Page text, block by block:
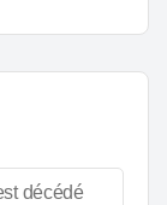
décédé